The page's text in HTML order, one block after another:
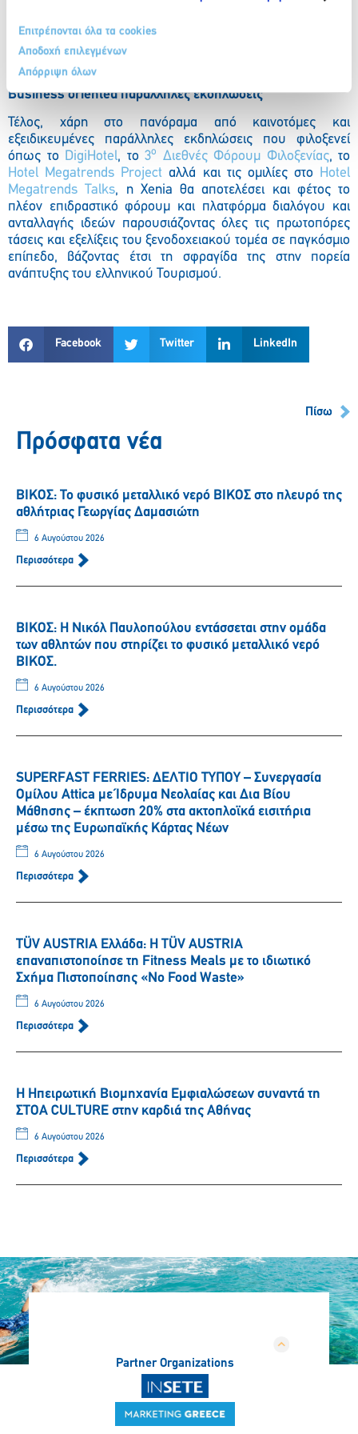
Επιτρέπονται όλα τα cookies
Αποδοχή επιλεγμένων
Απόρριψη όλων
Businessorientedπαράλληλες εκδηλώσεις
Τέλος, χάρη στο πανόραμα από καινοτόμες και
εξειδικευμένες παράλληλες εκδηλώσεις που φιλοξενεί
όπως το DigiHotel, το 3ο Διεθνές Φόρουμ Φιλοξενίας, το
Hotel Megatrends Project αλλά και τις ομιλίες στο Hotel
Megatrends Talks, η Xenia θα αποτελέσει και φέτος το
πλέον επιδραστικό φόρουμ και πλατφόρμα διαλόγου και
ανταλλαγής ιδεών παρουσιάζοντας όλες τις πρωτοπόρες
τάσεις και εξελίξεις του ξενοδοχειακού τομέα σε παγκόσμιο
επίπεδο, βάζοντας έτσι τη σφραγίδα της στην πορεία
ανάπτυξης του ελληνικού Τουρισμού.
Facebook Twitter LinkedIn
Πίσω
Πρόσφατα νέα
ΒΙΚΟΣ: Το φυσικό μεταλλικό νερό ΒΙΚΟΣ στο πλευρό της
αθλήτριας Γεωργίας Δαμασιώτη
6 Αυγούστου 2026
Περισσότερα
ΒΙΚΟΣ: Η Νικόλ Παυλοπούλου εντάσσεται στην ομάδα
των αθλητών που στηρίζει το φυσικό μεταλλικό νερό
ΒΙΚΟΣ.
6 Αυγούστου 2026
Περισσότερα
SUPERFAST FERRIES: ΔΕΛΤΙΟ ΤΥΠΟΥ – Συνεργασία
Ομίλου Attica με Ίδρυμα Νεολαίας και Δια Βίου
Μάθησης – έκπτωση 20% στα ακτοπλοϊκά εισιτήρια
μέσω της Ευρωπαϊκής Κάρτας Νέων
6 Αυγούστου 2026
Περισσότερα
TÜV AUSTRIA Ελλάδα: Η TÜV AUSTRIA
επαναπιστοποίησε τη Fitness Meals με το ιδιωτικό
Σχήμα Πιστοποίησης «No Food Waste»
6 Αυγούστου 2026
Περισσότερα
Η Ηπειρωτική Βιομηχανία Εμφιαλώσεων συναντά τη
ΣΤΟΑ CULTURE στην καρδιά της Αθήνας
6 Αυγούστου 2026
Περισσότερα
Partner Organizations